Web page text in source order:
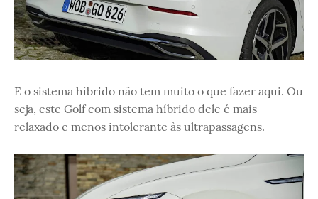
E o sistema híbrido não tem muito o que fazer aqui. Ou
seja, este Golf com sistema híbrido dele é mais
relaxado e menos intolerante às ultrapassagens.